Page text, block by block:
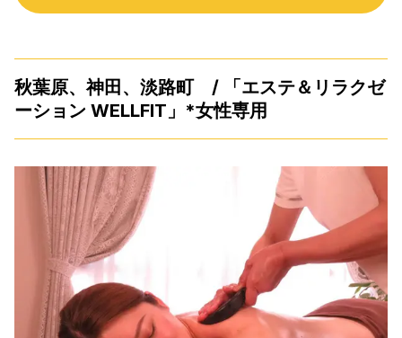
秋葉原、神田、淡路町 / 「エステ＆リラクゼ
ーション WELLFIT」*女性専用